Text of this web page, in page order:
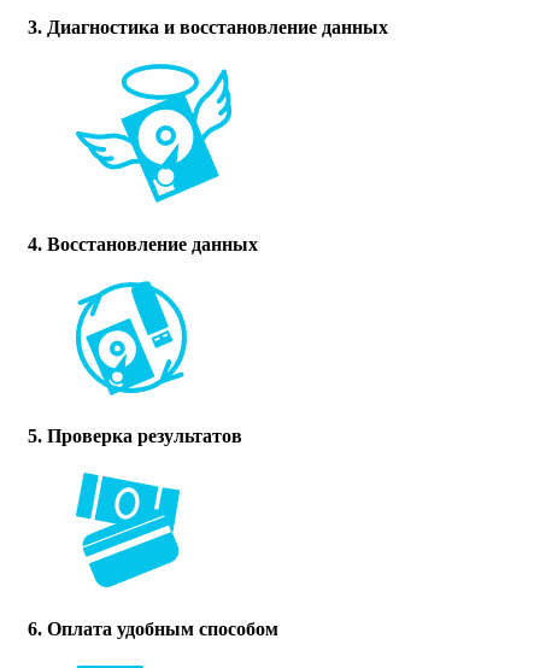
3. Диагностика и восстановление данных
4. Восстановление данных
5. Проверка результатов
6. Оплата удобным способом